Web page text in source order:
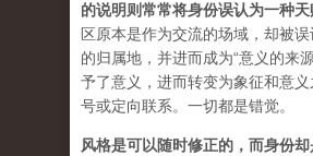
的说明则常常将身份误认为一种
区原本是作为交流的场域，却被
的归属地，并进而成为“意义的来
予了意义，进而转变为象征和意
号或定向联系。一切都是错觉。
风格是可以随时修正的，而身份